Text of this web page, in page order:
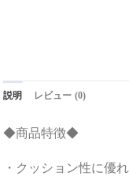
説明 レビュー (0)
◆商品特徴◆
・クッション性に優